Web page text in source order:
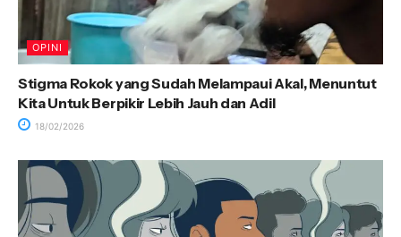
OPINI
Stigma Rokok yang Sudah Melampaui Akal, Menuntut
Kita Untuk Berpikir Lebih Jauh dan Adil
18/02/2026